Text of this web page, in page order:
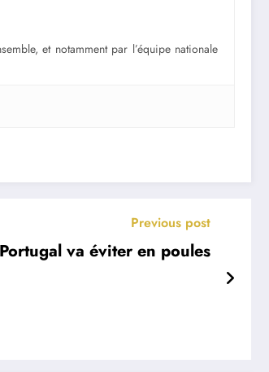
et notamment par l’équipe nationale
Previous post
va éviter en poules